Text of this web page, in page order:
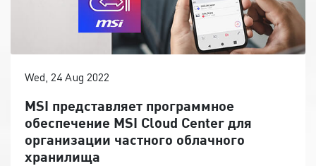
Wed, 24 Aug 2022
MSI представляет программное
обеспечение MSI Cloud Center для
организации частного облачного
хранилища